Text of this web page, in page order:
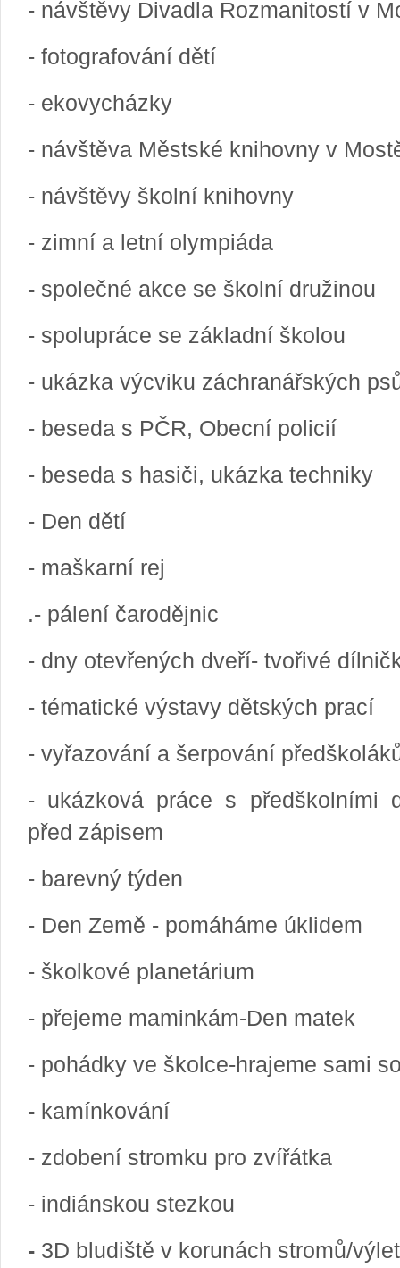
- návštěvy Divadla Rozmanitostí v
- fotografování dětí
- ekovycházky
- návštěva Městské knihovny v
- návštěvy školní knihovny
- zimní a letní olympiáda
- společné akce se školní družinou
- spolupráce se základní školou
- ukázka výcviku záchranářských
- beseda s PČR, Obecní policií
- beseda s hasiči, ukázka techniky
- Den dětí
- maškarní rej
.- pálení čarodějnic
- dny otevřených dveří- tvořivé
- tématické výstavy dětských prací
- vyřazování a šerpování
- ukázková práce s předškolními
před zápisem
- barevný týden
- Den Země - pomáháme úklidem
- školkové planetárium
- přejeme maminkám-Den matek
- pohádky ve školce-hrajeme sami
- kamínkování
- zdobení stromku pro zvířátka
- indiánskou stezkou
- 3D bludiště v korunách stromů/výlet